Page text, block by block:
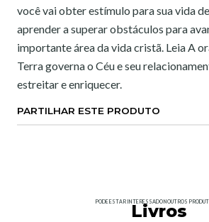
você vai obter estímulo para sua vida
aprender a superar obstáculos para
importante área da vida cristã. Leia A
Terra governa o Céu e seu
estreitar e enriquecer.
PARTILHAR ESTE PRODUTO
PODE ESTAR INTERESSADO NOUTROS
Livros